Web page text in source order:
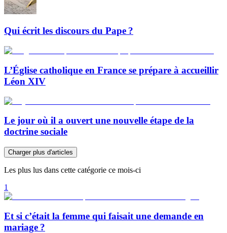
Qui écrit les discours du Pape ?
L’Église catholique en France se prépare à accueillir
Léon XIV
Le jour où il a ouvert une nouvelle étape de la
doctrine sociale
Charger plus d'articles
Les plus lus dans cette catégorie ce mois-ci
1
Et si c’était la femme qui faisait une demande en
mariage ?